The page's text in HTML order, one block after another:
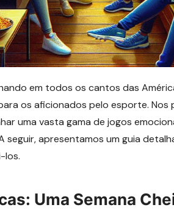
em todos os cantos das
os aficionados pelo esporte. Nos
uma vasta gama de jogos
apresentamos um guia
los.
Uma Semana